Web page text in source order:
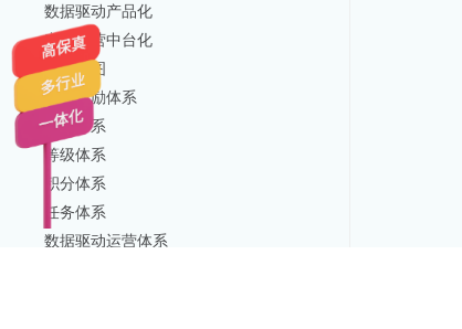
数据驱动产品化
产品运营中台化
运营地图
用户激励体系
会员体系
等级体系
积分体系
任务体系
数据驱动运营体系